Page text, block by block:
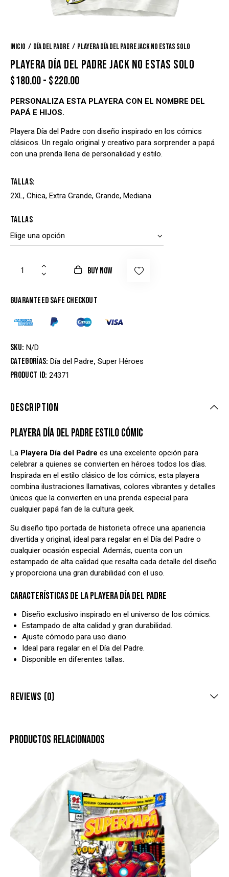
Inicio Día del Padre Playera Día del Padre Jack no estas solo
PLAYERA DÍA DEL PADRE JACK NO ESTAS SOLO
$180.00- $220.00
PERSONALIZA ESTA PLAYERA CON EL NOMBRE DEL
PAPÁ E HIJOS.
Playera Día del Padre con diseño inspirado en los cómics
clásicos. Un regalo original y creativo para sorprender a papá
con una prenda llena de personalidad y estilo.
Tallas
2XL, Chica, Extra Grande, Grande, Mediana
Tallas
BUY NOW
Guaranteed safe checkout
SKU: N/D
Categorías:Día del Padre, Super Héroes
Product ID:24371
DESCRIPTION
PLAYERA DÍA DEL PADRE ESTILO CÓMIC
La Playera Día del Padre es una excelente opción para
celebrar a quienes se convierten en héroes todos los días.
Inspirada en el estilo clásico de los cómics, esta playera
combina ilustraciones llamativas, colores vibrantes y detalles
únicos que la convierten en una prenda especial para
cualquier papá fan de la cultura geek.
Su diseño tipo portada de historieta ofrece una apariencia
divertida y original, ideal para regalar en el Día del Padre o
cualquier ocasión especial. Además, cuenta con un
estampado de alta calidad que resalta cada detalle del diseño
y proporciona una gran durabilidad con el uso.
CARACTERÍSTICAS DE LA PLAYERA DÍA DEL PADRE
Diseño exclusivo inspirado en el universo de los cómics.
Estampado de alta calidad y gran durabilidad.
Ajuste cómodo para uso diario.
Ideal para regalar en el Día del Padre.
Disponible en diferentes tallas.
REVIEWS (0)
PRODUCTOS RELACIONADOS